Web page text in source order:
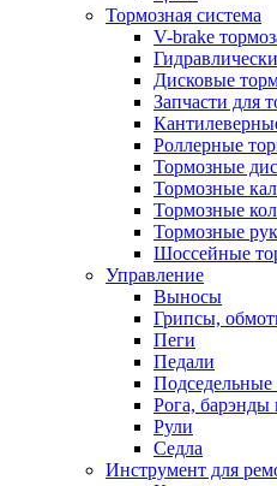
Тормозная система
V-brake
Дисковые
Запчасти для
Роллерные
Тормозные
Тормозные
Тормозные
Тормозные
Шоссейные
Управление
Выносы
Грипсы,
Пеги
Педали
Рога,
Рули
Седла
Инструмент для